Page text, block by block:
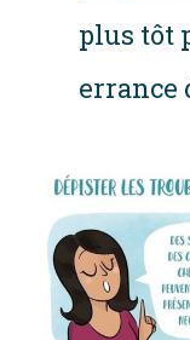
plus tôt
errance